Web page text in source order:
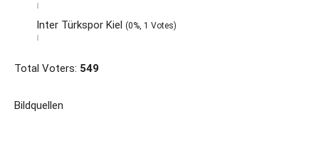
Inter Türkspor Kiel (0%, 1 Votes)
Total Voters: 549
Bildquellen